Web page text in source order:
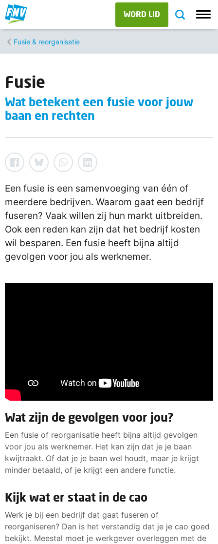
WORD LID
Fusie & reorganisatie
Fusie
Wat betekent een fusie voor jouw
baan en rechten
Een fusie is een samenvoeging van één of
meerdere bedrijven. Waarom gaat een bedrijf
fuseren? Vaak willen zij hun markt uitbreiden.
Ook een reden kan zijn dat het bedrijf kosten
wil besparen. Een fusie heeft bijna altijd
gevolgen voor jou als werknemer.
Wat zijn de gevolgen voor jou?
Een fusie of reorganisatie heeft bijna altijd gevolgen
voor jou als werknemer. Het kan zijn dat je je baan
kwijtraakt. Of dat je je baan wel houdt, maar je krijgt
minder betaald, of je krijgt een andere functie.
Kijk wat er staat in de cao
Werk je bij een bedrijf dat gaat fuseren of
reorganiseren? Dan is het verstandig dat je je cao goed
bekijkt. Meestal moet je werkgever overleggen met de